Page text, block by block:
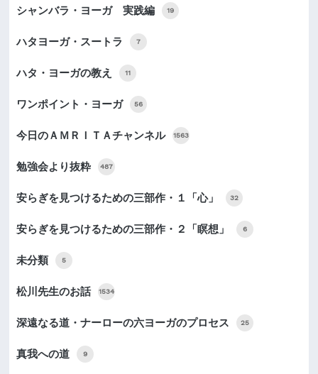
シャンバラ・ヨーガ 実践編 19
ハタヨーガ・スートラ 7
ハタ・ヨーガの教え 11
ワンポイント・ヨーガ 56
今日のＡＭＲＩＴＡチャンネル 1563
勉強会より抜粋 487
安らぎを見つけるための三部作・１「心」 32
安らぎを見つけるための三部作・２「瞑想」 6
未分類 5
松川先生のお話 1534
深遠なる道・ナーローの六ヨーガのプロセス 25
真我への道 9